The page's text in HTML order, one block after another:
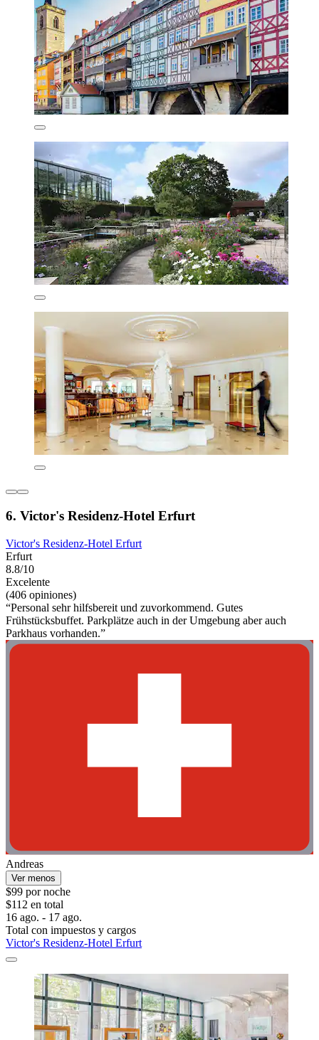
6. Victor's Residenz-Hotel Erfurt
Victor's Residenz-Hotel Erfurt
Erfurt
8.8/10
Excelente
(406 opiniones)
“Personal sehr hilfsbereit und zuvorkommend. Gutes
Frühstücksbuffet. Parkplätze auch in der Umgebung aber auch
Parkhaus vorhanden.”
Andreas
Ver menos
$99 por noche
$112 en total
16 ago. - 17 ago.
Total con impuestos y cargos
Victor's Residenz-Hotel Erfurt